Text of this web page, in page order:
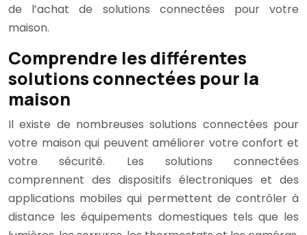
de l’achat de solutions connectées pour votre
maison.
Comprendre les différentes
solutions connectées pour la
maison
Il existe de nombreuses solutions connectées pour
votre maison qui peuvent améliorer votre confort et
votre sécurité. Les solutions connectées
comprennent des dispositifs électroniques et des
applications mobiles qui permettent de contrôler à
distance les équipements domestiques tels que les